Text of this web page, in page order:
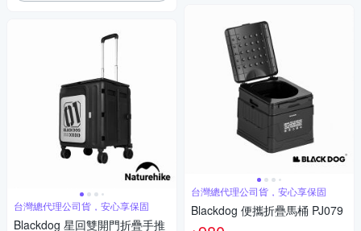
台灣總代理公司貨，安心享保固
Blackdog 星回雙開門折疊手推
台灣總代理公司貨，安心享保固
Blackdog 便攜折疊馬桶 PJ079